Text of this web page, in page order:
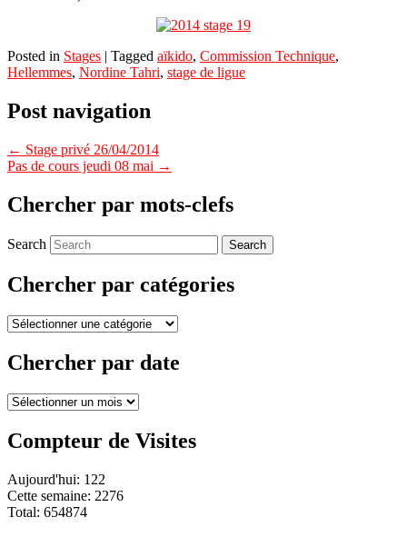
Posted in Stages | Tagged aïkido, Commission Technique,
Hellemmes, Nordine Tahri, stage de ligue
Post navigation
← Stage privé 26/04/2014
Pas de cours jeudi 08 mai →
Chercher par mots-clefs
Search
Chercher par catégories
Chercher
catégories
Chercher par date
Chercher
date
Compteur de Visites
Aujourd'hui: 122
Cette semaine: 2276
Total: 654874